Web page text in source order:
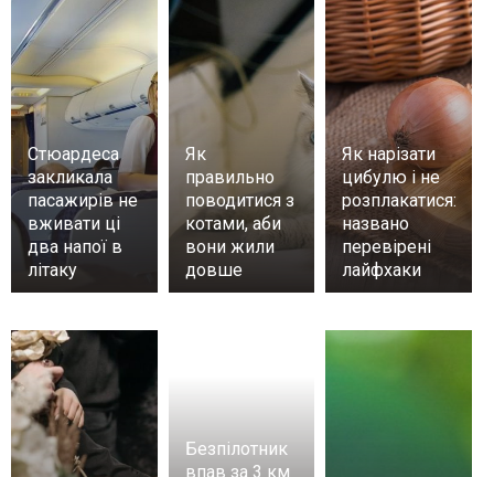
Стюардеса
закликала
пасажирів не
вживати ці
два напої в
літаку
Як
правильно
поводитися з
котами, аби
вони жили
довше
Як нарізати
цибулю і не
розплакатися:
названо
перевірені
лайфхаки
Безпілотник
впав за 3 км